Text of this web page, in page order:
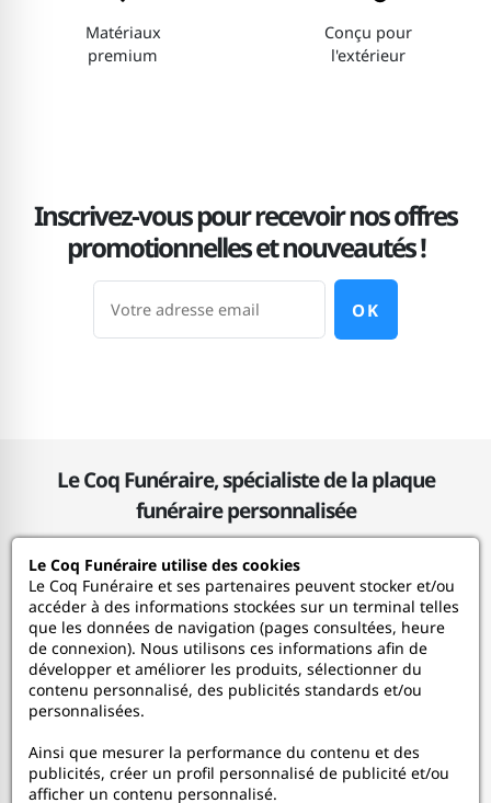
Matériaux
premium
Conçu pour
l'extérieur
Inscrivez-vous pour recevoir nos offres
promotionnelles et nouveautés !
OK
Le Coq Funéraire, spécialiste de la plaque
funéraire personnalisée
Le Coq Funéraire
Nos services
Mon Compte
Aide
Le Coq Funéraire utilise des cookies
Le Coq Funéraire et ses partenaires peuvent stocker et/ou
accéder à des informations stockées sur un terminal telles
que les données de navigation (pages consultées, heure
de connexion). Nous utilisons ces informations afin de
développer et améliorer les produits, sélectionner du
contenu personnalisé, des publicités standards et/ou
personnalisées.
Ainsi que mesurer la performance du contenu et des
publicités, créer un profil personnalisé de publicité et/ou
afficher un contenu personnalisé.